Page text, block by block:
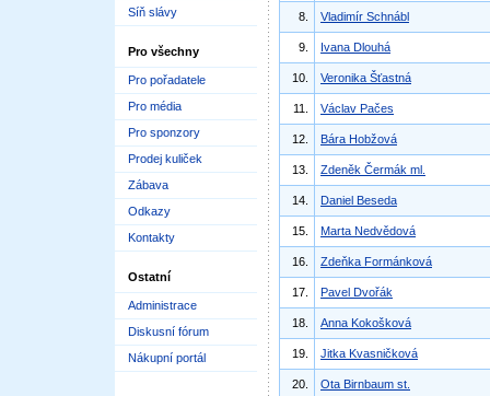
Síň slávy
Pro všechny
Pro pořadatele
Pro média
Pro sponzory
Prodej kuliček
Zábava
Odkazy
Kontakty
Ostatní
Administrace
Diskusní fórum
Nákupní portál
8. Vladimír Schnábl
9. Ivana Dlouhá
10. Veronika Šťastná
11. Václav Pačes
12. Bára Hobžová
13. Zdeněk Čermák ml.
14. Daniel Beseda
15. Marta Nedvědová
16. Zdeňka Formánková
17. Pavel Dvořák
18. Anna Kokošková
19. Jitka Kvasničková
20. Ota Birnbaum st.